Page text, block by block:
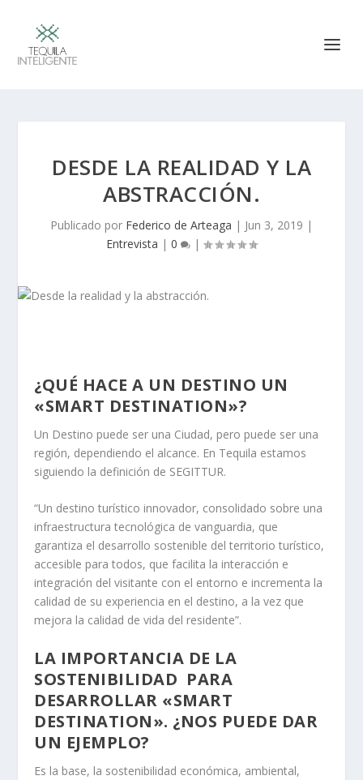
DESDE LA REALIDAD Y LA
ABSTRACCIÓN.
Publicado por Federico de Arteaga | Jun 3, 2019 |
Entrevista | 0 |
¿QUÉ HACE A UN DESTINO UN
«SMART DESTINATION»?
Un Destino puede ser una Ciudad, pero puede ser una
región, dependiendo el alcance. En Tequila estamos
siguiendo la definición de SEGITTUR.
“Un destino turístico innovador, consolidado sobre una
infraestructura tecnológica de vanguardia, que
garantiza el desarrollo sostenible del territorio turístico,
accesible para todos, que facilita la interacción e
integración del visitante con el entorno e incrementa la
calidad de su experiencia en el destino, a la vez que
mejora la calidad de vida del residente”.
LA IMPORTANCIA DE LA
SOSTENIBILIDAD PARA
DESARROLLAR «SMART
DESTINATION». ¿NOS PUEDE DAR
UN EJEMPLO?
Es la base, la sostenibilidad económica, ambiental,